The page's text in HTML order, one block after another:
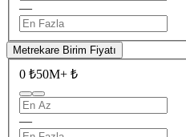
—
Metrekare Birim Fiyatı
0 ₺50M+ ₺
—